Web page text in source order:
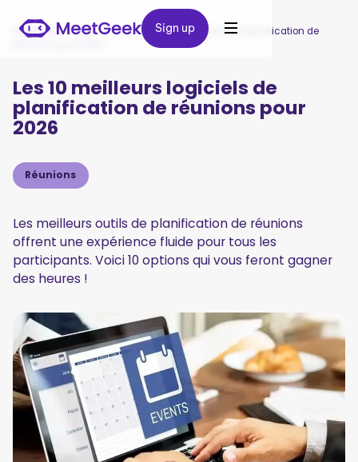
Sign up
Sign up
MeetGeek / Blog / Les 10 meilleurs logiciels de planification de
Les 10 meilleurs logiciels de
planification de réunions pour
2026
Réunions
Les meilleurs outils de planification de réunions
offrent une expérience fluide pour tous les
participants. Voici 10 options qui vous feront gagner
des heures !